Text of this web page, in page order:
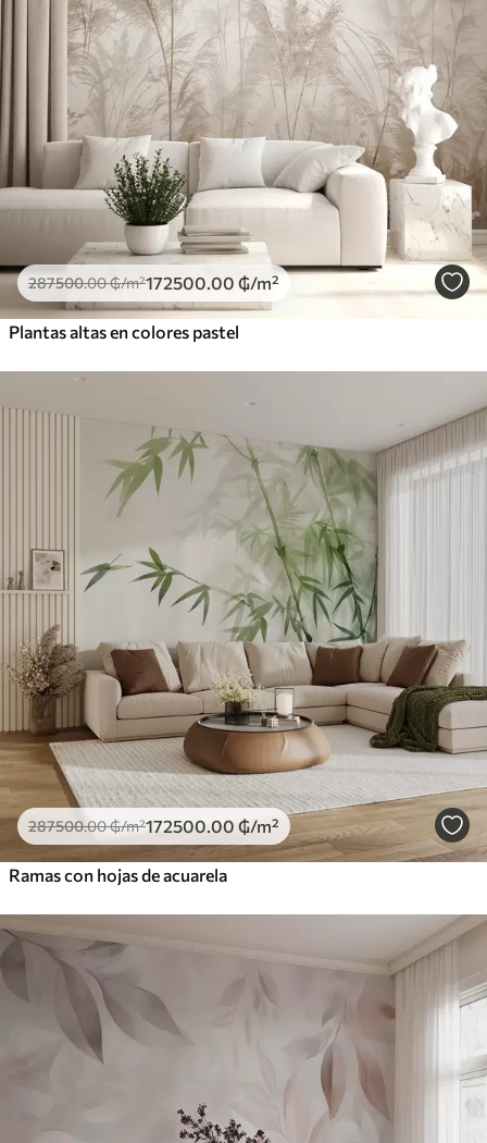
287500.00₲/m²172500 .00 ₲/m²
Plantas altas en colores pastel
287500.00₲/m²172500.00 ₲/m²
Ramas con hojas de acuarela